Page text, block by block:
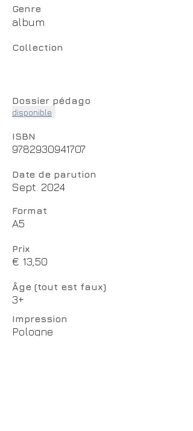
Genre
album
Collection
Dossier pédago
disponible
ISBN
9782930941707
Date de parution
Sept. 2024
Format
A5
Prix
€ 13,50
Âge (tout est faux)
3+
Impression
Pologne